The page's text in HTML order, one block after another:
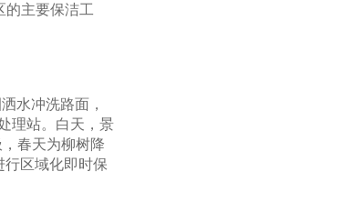
的主要保洁工
水冲洗路面，
理站。白天，景
春天为柳树降
区域化即时保